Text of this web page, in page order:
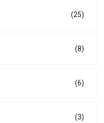
(25)
(8)
(6)
(3)